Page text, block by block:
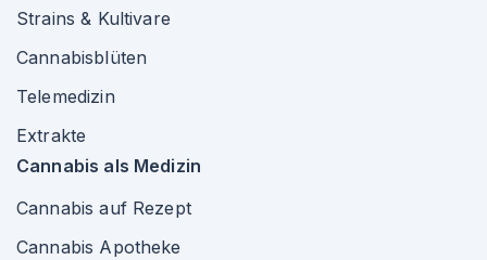
Strains & Kultivare
Cannabisblüten
Telemedizin
Extrakte
Cannabis als Medizin
Cannabis auf Rezept
Cannabis Apotheke